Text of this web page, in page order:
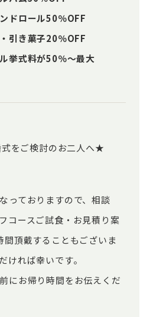
ル50％OFF
子20％OFF
が50％〜最大
をご検討のお二人へ★
っておりますので、相談
コースご試食・お見積り案
間頂戴することもございま
ければ幸いです。
にお帰り時間をお伝えくだ